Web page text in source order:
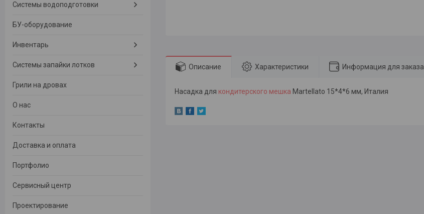
Описание Характеристики Информация для заказа
Насадка для кондитерского мешка Martellato 15*4*6 мм, Италия
Системы водоподготовки
БУ-оборудование
Инвентарь
Системы запайки лотков
Грили на дровах
О нас
Контакты
Доставка и оплата
Портфолио
Сервисный центр
Проектирование